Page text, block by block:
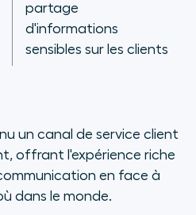
partage
d'informations
sensibles sur les clients
un canal de service client
offrant l'expérience riche
en face à
dans le monde.